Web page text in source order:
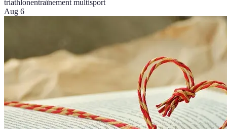
triathlonentraînement multisport
Aug 6